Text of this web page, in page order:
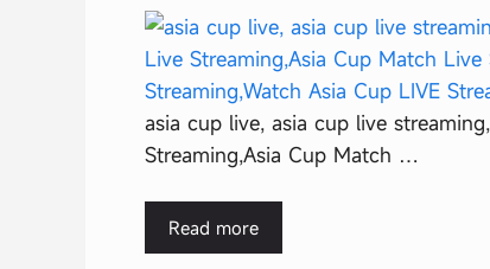
asia cup live, asia cup live
Streaming,Asia Cup Match …
Read more